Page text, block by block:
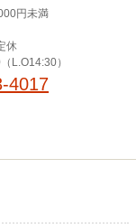
円未満
休
L.O14:30）
4017